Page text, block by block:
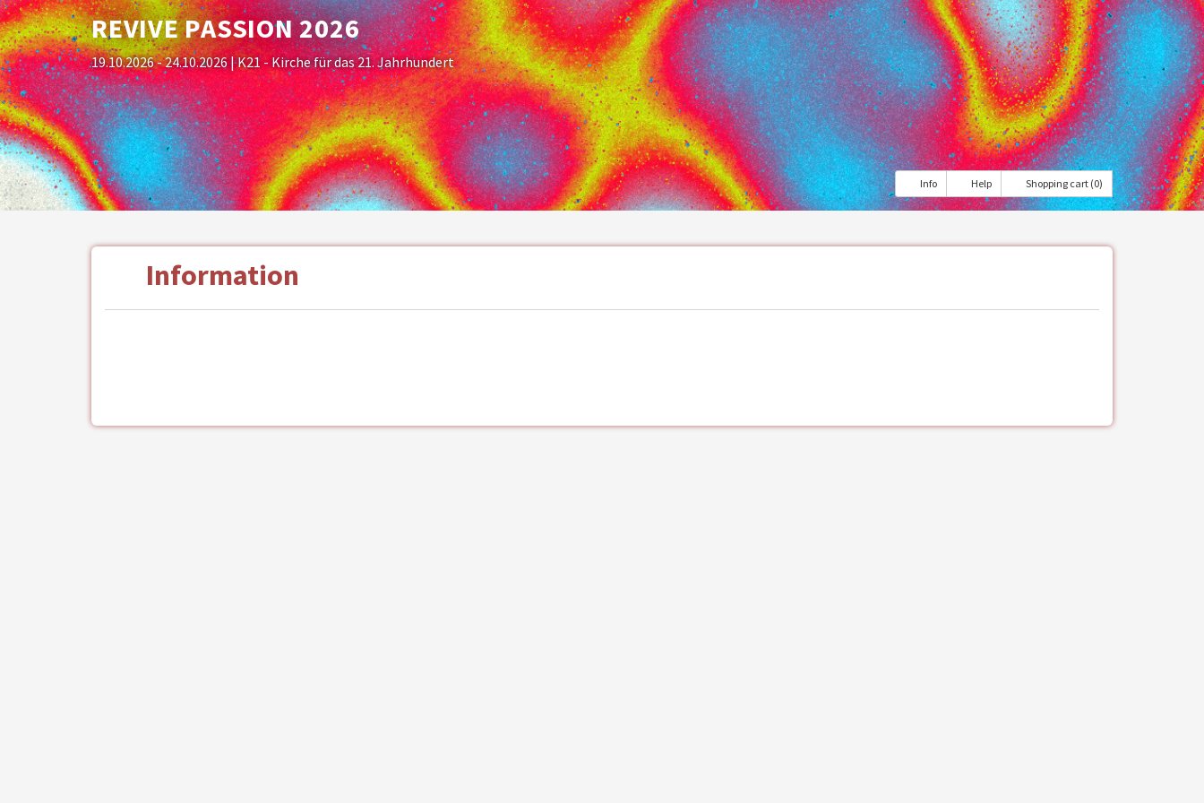
REVIVE PASSION 2026
19.10.2026 - 24.10.2026| K21 - Kirche für das 21. Jahrhundert
Info Help Shopping cart (0)
Information